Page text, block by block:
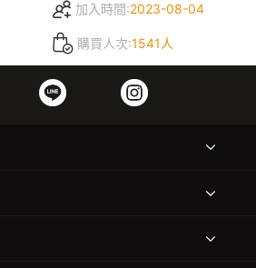
加入時間:2023-08-04
購買人次:1541人